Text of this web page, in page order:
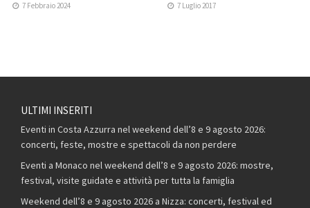
7 Febbraio 2024 7 Luglio 2017
ULTIMI INSERITI
Eventi in Costa Azzurra nel weekend dell’8 e 9 agosto 2026:
concerti, feste, mostre e spettacoli da non perdere
Eventi a Monaco nel weekend dell’8 e 9 agosto 2026: mostre,
festival, visite guidate e attività per tutta la famiglia
Weekend dell’8 e 9 agosto 2026 a Nizza: concerti, festival ed